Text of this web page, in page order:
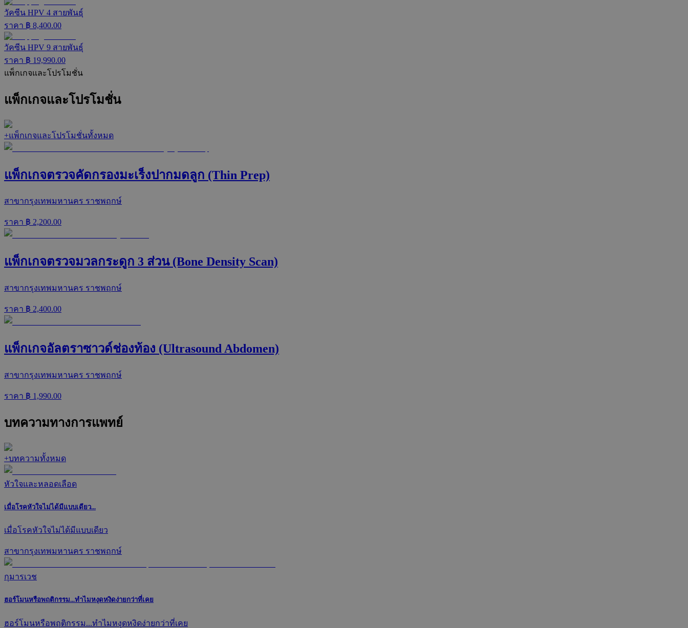
วัคซีน HPV 4 สายพันธุ์
ราคา ฿ 8,400.00
วัคซีน HPV 9 สายพันธุ์
ราคา ฿ 19,990.00
แพ็กเกจและโปรโมชั่น
แพ็กเกจและโปรโมชั่น
+แพ็กเกจและโปรโมชั่นทั้งหมด
แพ็กเกจตรวจคัดกรองมะเร็งปากมดลูก (Thin Prep)
สาขากรุงเทพมหานคร ราชพฤกษ์
ราคา ฿ 2,200.00
แพ็กเกจตรวจมวลกระดูก 3 ส่วน (Bone Density Scan)
สาขากรุงเทพมหานคร ราชพฤกษ์
ราคา ฿ 2,400.00
แพ็กเกจอัลตราซาวด์ช่องท้อง (Ultrasound Abdomen)
สาขากรุงเทพมหานคร ราชพฤกษ์
ราคา ฿ 1,990.00
บทความทางการแพทย์
+บทความทั้งหมด
หัวใจและหลอดเลือด
เมื่อโรคหัวใจไม่ได้มีแบบเดียว...
เมื่อโรคหัวใจไม่ได้มีแบบเดียว
สาขากรุงเทพมหานคร ราชพฤกษ์
กุมารเวช
ฮอร์โมนหรือพฤติกรรม...ทำไมหงุดหงิดง่ายกว่าที่เคย
ฮอร์โมนหรือพฤติกรรม...ทำไมหงุดหงิดง่ายกว่าที่เคย